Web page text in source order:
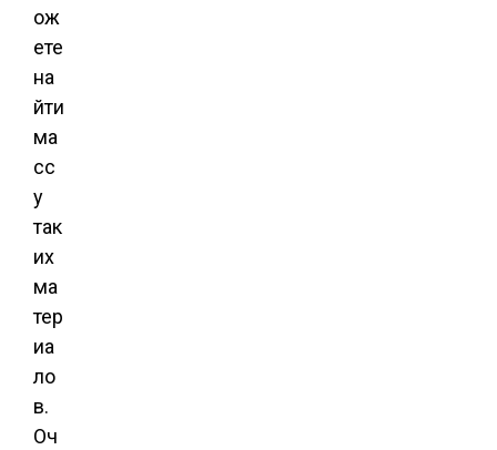
ож
ете
на
йти
ма
сс
у
так
их
ма
тер
иа
ло
в.
Оч